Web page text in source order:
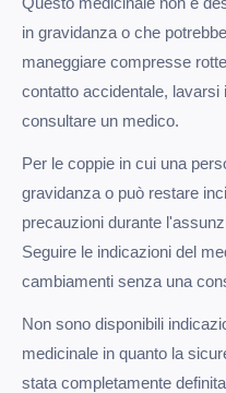
in gravidanza o che
maneggiare compresse
contatto accidentale,
consultare un medico.
Per le coppie in cui una
gravidanza o può restare
precauzioni durante
Seguire le indicazioni del
cambiamenti senza una
Non sono disponibili
medicinale in quanto la
stata completamente